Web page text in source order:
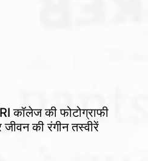
कॉलेज की फोटोग्राफी
जीवन की रंगीन तस्वीरें